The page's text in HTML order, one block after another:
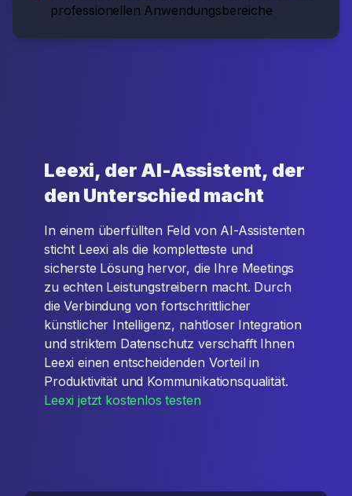
professionellen Anwendungsbereiche
Leexi, der AI-Assistent, der
den Unterschied macht
In einem überfüllten Feld von AI-Assistenten
sticht Leexi als die kompletteste und
sicherste Lösung hervor, die Ihre Meetings
zu echten Leistungstreibern macht. Durch
die Verbindung von fortschrittlicher
künstlicher Intelligenz, nahtloser Integration
und striktem Datenschutz verschafft Ihnen
Leexi einen entscheidenden Vorteil in
Produktivität und Kommunikationsqualität.
Leexi jetzt kostenlos testen